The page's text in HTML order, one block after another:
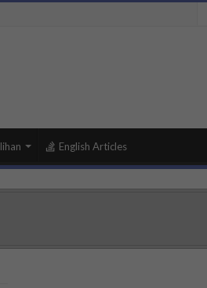
English Articles